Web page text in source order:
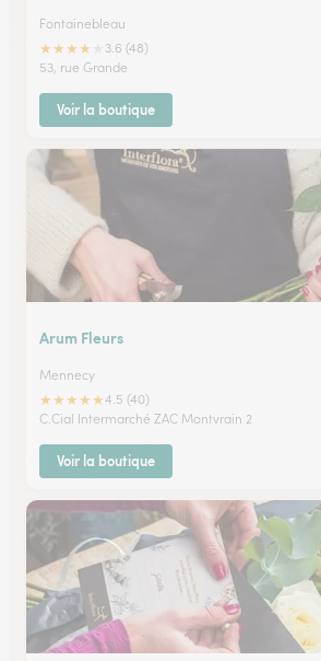
Fontainebleau
★★★★
3.6 (48)
53, rue Grande
Voir la boutique
Arum Fleurs
Mennecy
★★★★★4.5 (40)
C.Cial Intermarché ZAC Montvrain 2
Voir la boutique